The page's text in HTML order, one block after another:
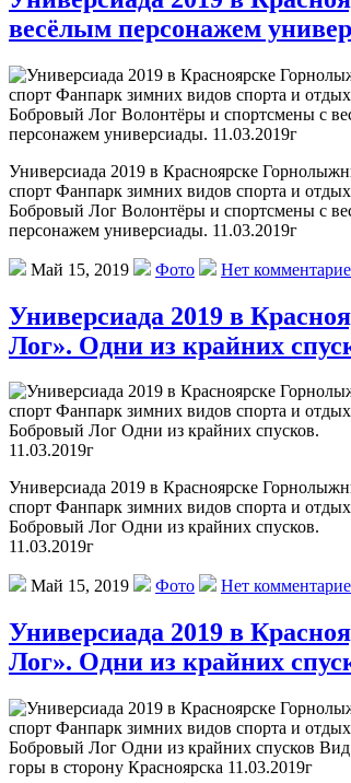
весёлым персонажем
Универсиада 2019 в Красноярске
спорт Фанпарк зимних видов спорта и
Бобровый Лог Волонтёры и спортсмены с
персонажем универсиады. 11.03.2019г
Май 15, 2019 Фото Нет
Универсиада 2019 в
Лог». Одни из крайних
Универсиада 2019 в Красноярске
спорт Фанпарк зимних видов спорта и
Бобровый Лог Одни из крайних спусков.
11.03.2019г
Май 15, 2019 Фото Нет
Универсиада 2019 в
Лог». Одни из крайних